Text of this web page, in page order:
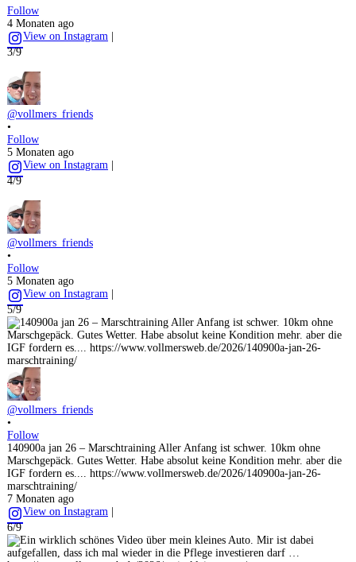
Follow
4 Monaten ago
View on Instagram
3/9
@vollmers_friends
•
Follow
5 Monaten ago
View on Instagram
4/9
@vollmers_friends
•
Follow
5 Monaten ago
View on Instagram
5/9
@vollmers_friends
•
Follow
140900a jan 26 – Marschtraining Aller Anfang ist schwer. 10km ohne
Marschgepäck. Gutes Wetter. Habe absolut keine Kondition mehr. aber die
IGF fordern es.... https://www.vollmersweb.de/2026/140900a-jan-26-
marschtraining/
7 Monaten ago
View on Instagram
6/9